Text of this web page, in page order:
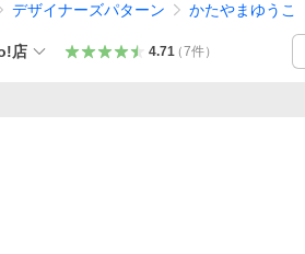
デザイナーズパターン かたやまゆうこ
店 4.71（7件）